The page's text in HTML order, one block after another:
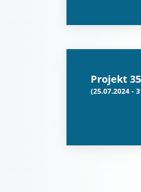
Projekt
(25.07.2024 -